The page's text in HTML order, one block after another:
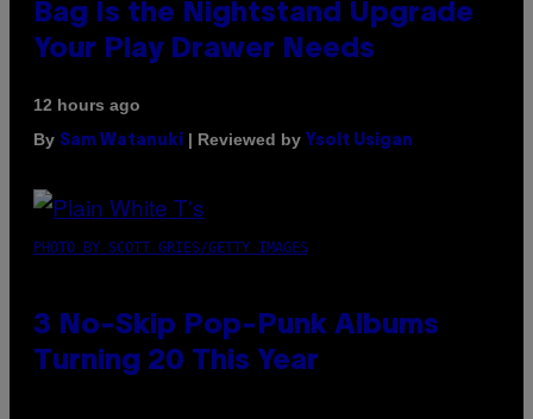
Bag Is the Nightstand Upgrade
Your Play Drawer Needs
12 hours ago
By Sam Watanuki | Reviewed by Ysolt Usigan
PHOTO BY SCOTT GRIES/GETTY IMAGES
3 No-Skip Pop-Punk Albums
Turning 20 This Year